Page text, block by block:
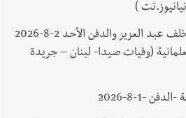
)
وفاة الشاب موسى محمد خلف عبد العزيز والدفن الأحد 2-8-2026
(وفيات صيدا- لبنان – جريدة
-1-8-2026